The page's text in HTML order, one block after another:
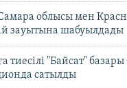
облысы мен
зауытына шабуылдады
тиесілі "Байсат" базары
сатылды